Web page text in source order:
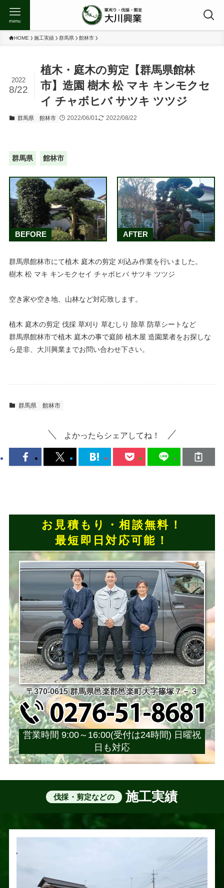
menu
HOME 施工実績 群馬県 館林市
植木・庭木の剪定【群馬県館林
市】造園 樹木 松 マキ キンモクセ
イ チャボヒバ サツキ ツツジ
2022
8/22
群馬県 館林市 2022/06/01 2022/08/22
群馬県 館林市
BEFORE AFTER
群馬県館林市にて植木 庭木の剪定 刈込み作業を行いました。
樹木 松 マキ キンモクセイ チャボヒバ サツキ ツツジ
空き家や空き地、山林など対応致します。
植木 庭木の剪定 伐採 草刈り 草むしり 除草 防草シートなど
群馬県館林市で植木 庭木の事で庭師 植木屋 造園業者をお探しな
ら是非、大川興業までお問い合わせ下さい。
群馬県 館林市
よかったらシェアしてね！
お見積もり・相談無料！
最短即日対応可能！
〒370-0615 群馬県邑楽郡邑楽町大字篠塚７－３
営業時間 9:00～16:00(受付は24時間) 日曜祝
日も対応
伐採・剪定などの 施工実績